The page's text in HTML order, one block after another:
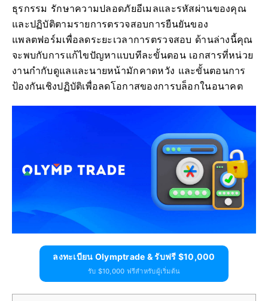
ธุรกรรม รักษาความปลอดภัยอีเมลและรหัสผ่านของคุณ
และปฏิบัติตามรายการตรวจสอบการยืนยันของ
แพลตฟอร์มเพื่อลดระยะเวลาการตรวจสอบ ด้านล่างนี้คุณ
จะพบกับการแก้ไขปัญหาแบบทีละขั้นตอน เอกสารที่หน่วย
งานกำกับดูแลและนายหน้ามักคาดหวัง และขั้นตอนการ
ป้องกันเชิงปฏิบัติเพื่อลดโอกาสของการบล็อกในอนาคต
ลงทะเบียน Olymptrade & รับฟรี $10,000
รับ $10,000 ฟรีสำหรับผู้เริ่มต้น